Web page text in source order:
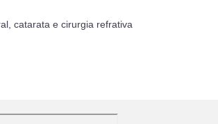
catarata e cirurgia refrativa